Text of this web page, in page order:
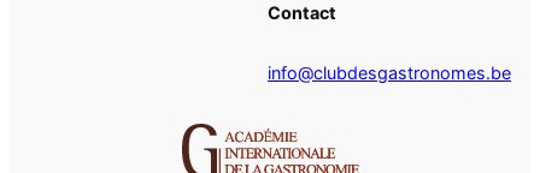
Contact
info@clubdesgastronomes.be